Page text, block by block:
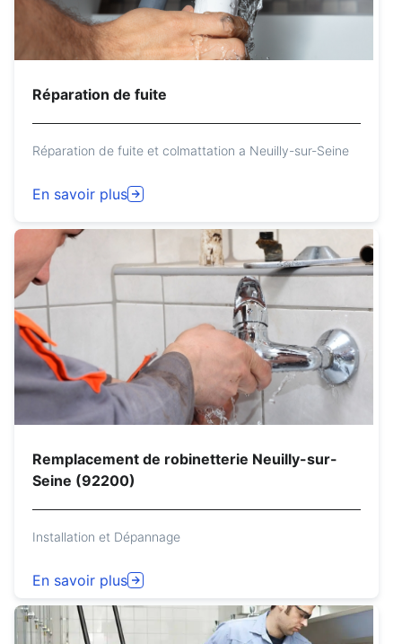
Réparation de fuite
Réparation de fuite et colmattation a Neuilly-sur-Seine
En savoir plus
Remplacement de robinetterie Neuilly-sur-
Seine (92200)
Installation et Dépannage
En savoir plus